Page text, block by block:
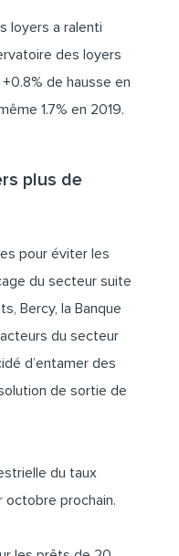
loyers a ralenti
des loyers
de hausse en
1.7% en 2019.
plus de
pour éviter les
du secteur suite
Bercy, la Banque
du secteur
d’entamer des
de sortie de
du taux
octobre prochain.